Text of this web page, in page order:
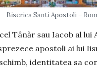
Biserica Santi Apostoli –
Tânăr sau Iacob al lui
apostoli ai lui
identitatea sa